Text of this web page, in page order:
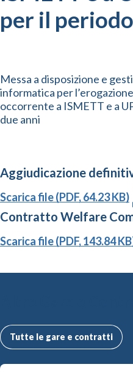
per il
Messa a disposizione e
informatica per
occorrente a ISMETT e a
due anni
Aggiudicazione
Scarica file (PDF, 64.23 KB)
Contratto Welfare
Scarica file (PDF, 143.84
Tutte le gare e contratti